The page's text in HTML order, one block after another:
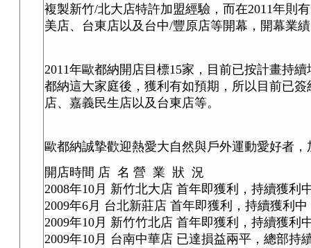
複製新竹/北大店特許加盟經驗，而在2011年則
美店、台東店以及台中/豐原店等開幕，開幕業
2011年歐都納開店目標15家，目前已按計畫持
都納這大家庭後，獲利有如預期，所以目前已
店、嘉義民生店以及台東店等。
歐都納誠摯歡迎熱愛大自然與戶外運動愛好者
開店時間 店 名 營 業 狀 況
2008年10月 新竹北大店 首年即獲利，持續獲利
2009年6月 台北新莊店 首年即獲利，持續獲利中
2009年10月 新竹竹北店 首年即獲利，持續獲利
2009年10月 台南中華店 已達損益兩平，總部持